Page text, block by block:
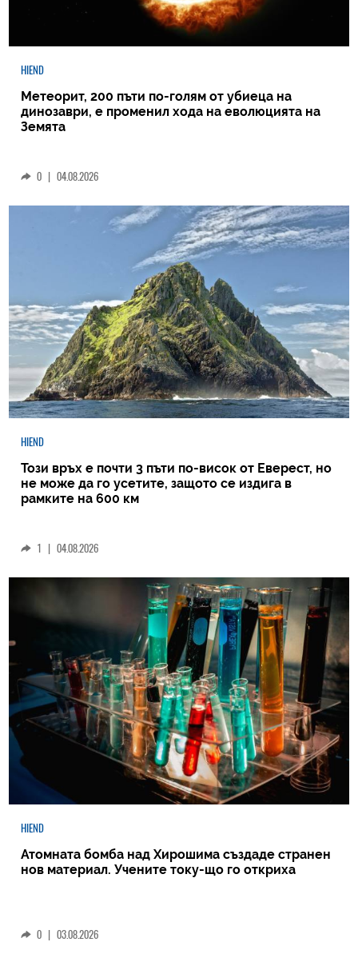
HIEND
Метеорит, 200 пъти по-голям от убиеца на
динозаври, е променил хода на еволюцията на
Земята
0 | 04.08.2026
HIEND
Този връх е почти 3 пъти по-висок от Еверест, но
не може да го усетите, защото се издига в
рамките на 600 км
1 04.08.2026
HIEND
Атомната бомба над Хирошима създаде странен
нов материал. Учените току-що го откриха
0 | 03.08.2026